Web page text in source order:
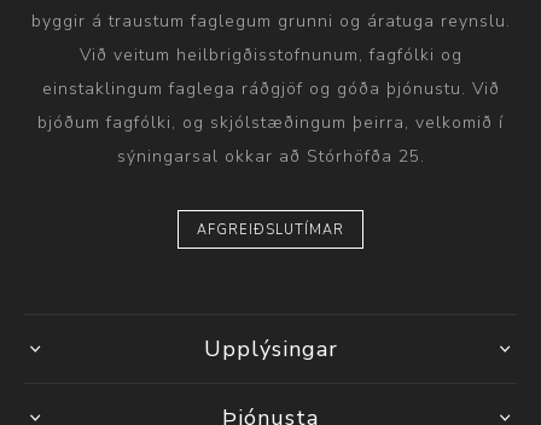
byggir á traustum faglegum grunni og áratuga reynslu.
Við veitum heilbrigðisstofnunum, fagfólki og
einstaklingum faglega ráðgjöf og góða þjónustu. Við
bjóðum fagfólki, og skjólstæðingum þeirra, velkomið í
sýningarsal okkar að Stórhöfða 25.
AFGREIÐSLUTÍMAR
Upplýsingar
Þjónusta